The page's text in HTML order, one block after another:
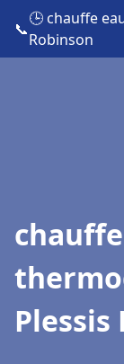
📞
🕒 chauffe
Robinson
Plessis